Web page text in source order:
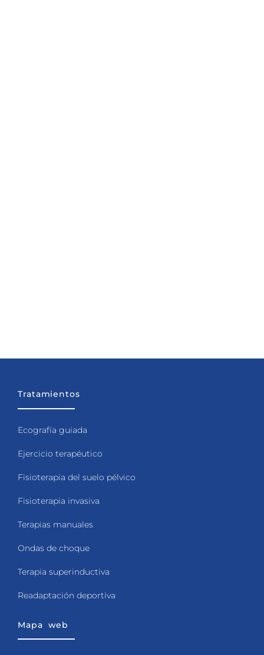
Tratamientos
Ecografía guiada
Ejercicio terapéutico
Fisioterapia del suelo pélvico
Fisioterapia invasiva
Terapias manuales
Ondas de choque
Terapia superinductiva
Readaptación deportiva
Mapa web